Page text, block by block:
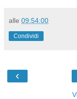
alle 09:54:00
Condividi
‹